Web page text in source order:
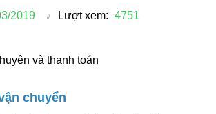
2019 Lượt xem: 4751
và thanh toán
chuyển